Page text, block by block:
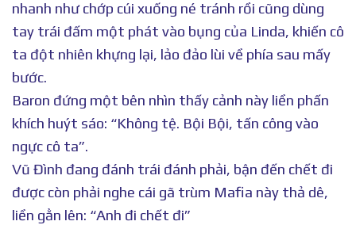
nhanh như chớp cúi xuống né tránh rồi cũng dùng
tay trái đấm một phát vào bụng của Linda, khiến cô
ta đột nhiên khựng lại, lảo đảo lùi về phía sau mấy
bước.
Baron đứng một bên nhìn thấy cảnh này liền phấn
khích huýt sáo: “Không tệ. Bội Bội, tấn công vào
ngực cô ta”.
Vũ Đình đang đánh trái đánh phải, bận đến chết đi
được còn phải nghe cái gã trùm Mafia này thả dê,
liền gằn lên: “Anh đi chết đi”